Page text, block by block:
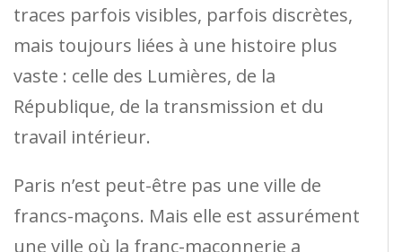
traces parfois visibles, parfois discrètes,
mais toujours liées à une histoire plus
vaste : celle des Lumières, de la
République, de la transmission et du
travail intérieur.
Paris n’est peut-être pas une ville de
francs-maçons. Mais elle est assurément
une ville où la franc-maçonnerie a